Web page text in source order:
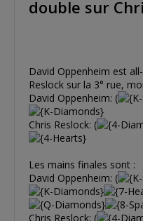
double sur
David Oppenheim est
Reslock sur la 3° rue,
David Oppenheim: (
Chris Reslock: (
Les mains finales sont :
David Oppenheim: (
Chris Reslock: (